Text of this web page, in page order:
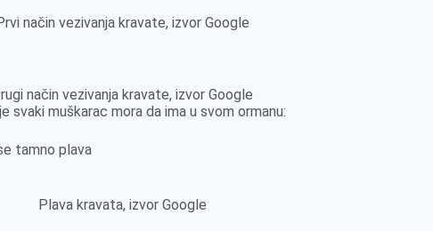
način vezivanja kravate, izvor Google
način vezivanja kravate, izvor Google
svaki muškarac mora da ima u svom ormanu:
tamno plava
Plava kravata, izvor Google